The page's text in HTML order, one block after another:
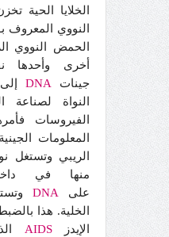
الخلايا الحية
النووي المعروف
الحمض النووي
أخرى وأحدها
جيناتDNA
النواة لصناعة
الفيروسات
المعلومات
الريبي وتستغل
منها في
على DNA
الخلية. هذا
الإيدزAIDS